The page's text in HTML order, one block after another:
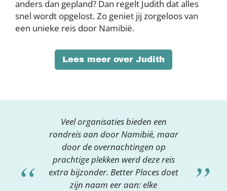
anders dan gepland? Dan regelt Judith dat alles
snel wordt opgelost. Zo geniet jij zorgeloos van
een unieke reis door Namibië.
Lees meer over Judith
Veel organisaties bieden een
rondreis aan door Namibië, maar
door de overnachtingen op
prachtige plekken werd deze reis
extra bijzonder. Better Places doet
zijn naam eer aan: elke